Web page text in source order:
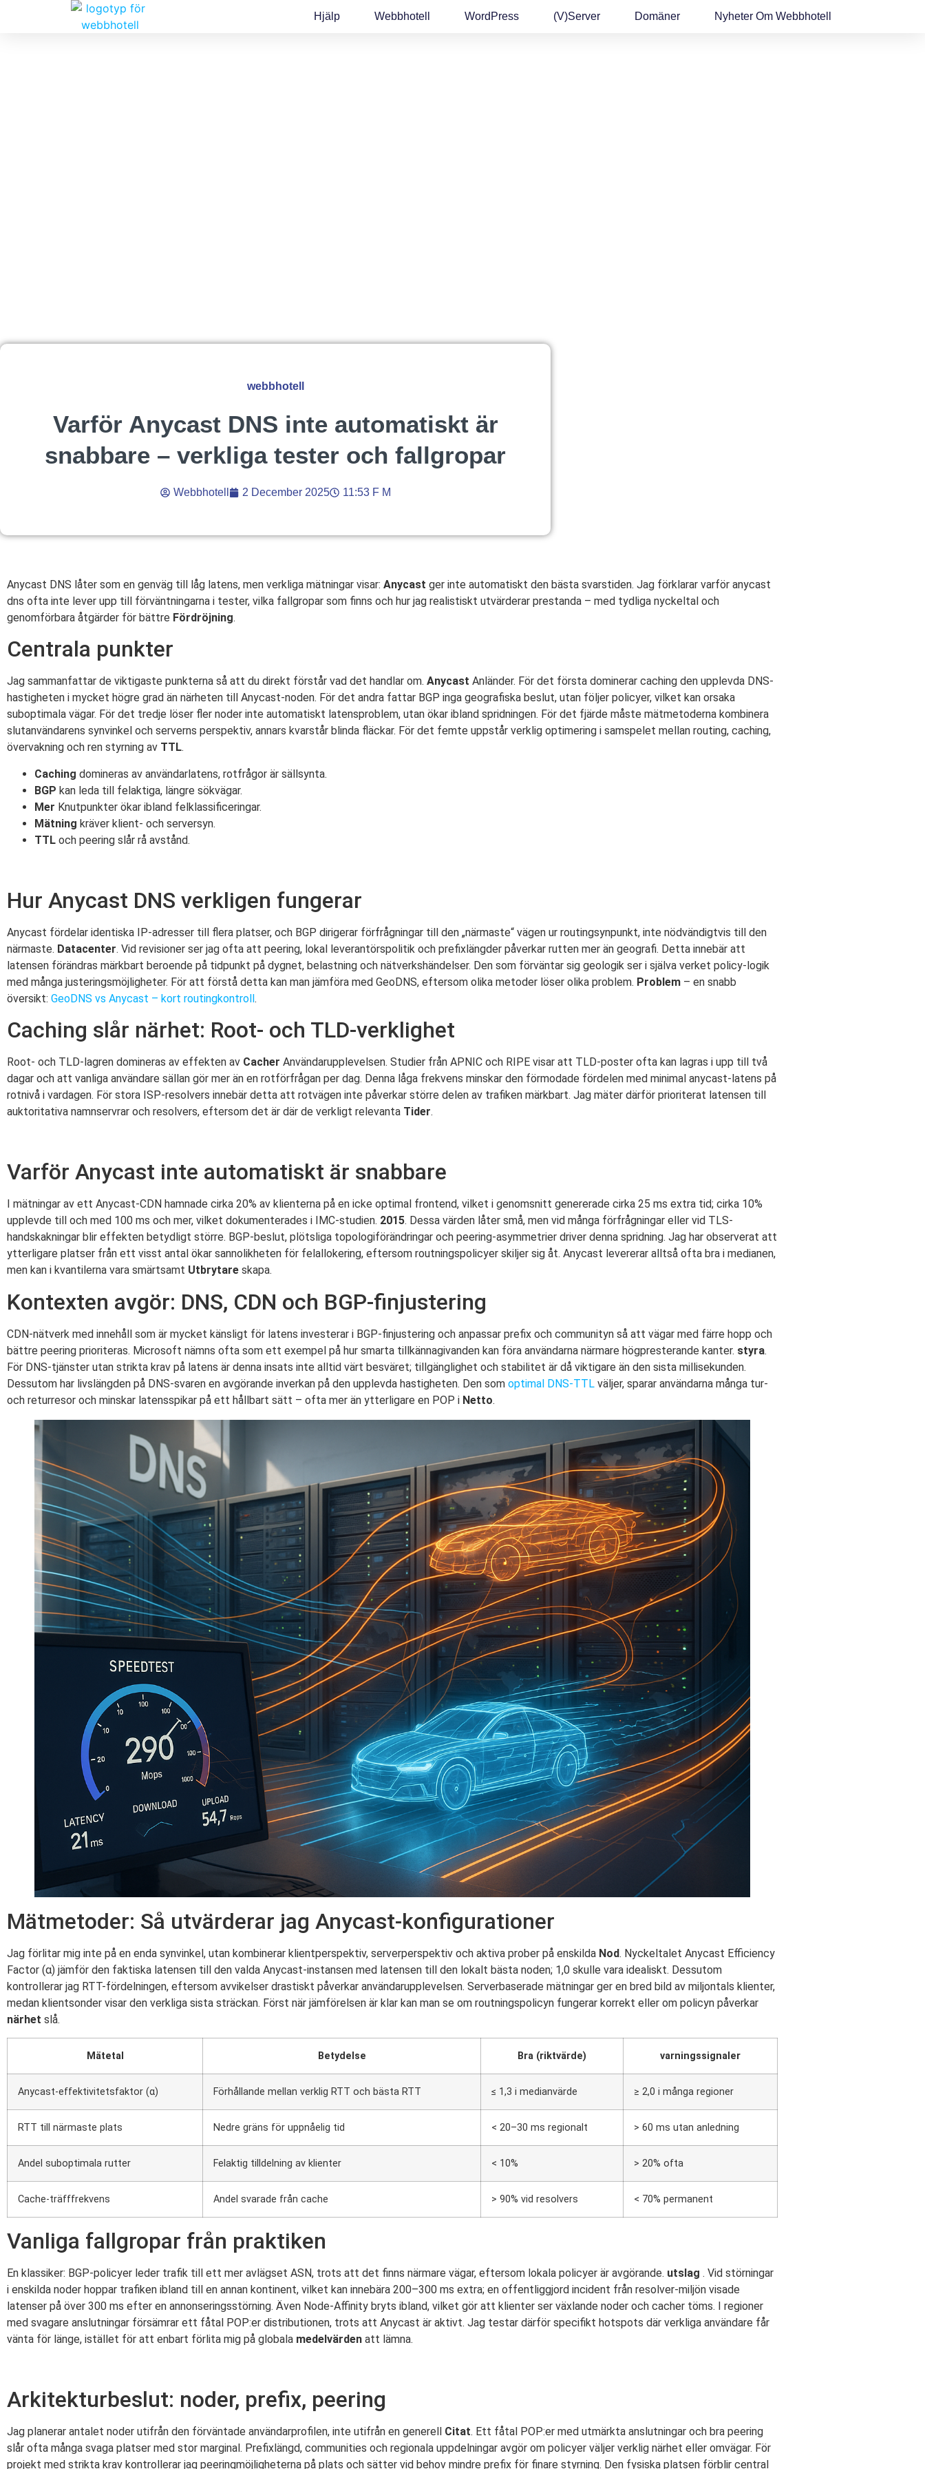
Hjälp Webbhotell WordPress (v)Server Domäner Nyheter Om Webbhotell
webbhotell
Varför Anycast DNS inte automatiskt är
snabbare – verkliga tester och fallgropar
Webbhotell 2 December 2025 11:53 F M
Anycast DNS låter som en genväg till låg latens, men verkliga mätningar visar: Anycast ger inte automatiskt den bästa svarstiden. Jag förklarar varför anycast
dns ofta inte lever upp till förväntningarna i tester, vilka fallgropar som finns och hur jag realistiskt utvärderar prestanda – med tydliga nyckeltal och
genomförbara åtgärder för bättre Fördröjning.
Centrala punkter
Jag sammanfattar de viktigaste punkterna så att du direkt förstår vad det handlar om. Anycast Anländer. För det första dominerar caching den upplevda DNS-
hastigheten i mycket högre grad än närheten till Anycast-noden. För det andra fattar BGP inga geografiska beslut, utan följer policyer, vilket kan orsaka
suboptimala vägar. För det tredje löser fler noder inte automatiskt latensproblem, utan ökar ibland spridningen. För det fjärde måste mätmetoderna kombinera
slutanvändarens synvinkel och serverns perspektiv, annars kvarstår blinda fläckar. För det femte uppstår verklig optimering i samspelet mellan routing, caching,
övervakning och ren styrning av TTL.
Caching domineras av användarlatens, rotfrågor är sällsynta.
BGP kan leda till felaktiga, längre sökvägar.
Mer Knutpunkter ökar ibland felklassificeringar.
Mätning kräver klient- och serversyn.
TTL och peering slår rå avstånd.
Hur Anycast DNS verkligen fungerar
Anycast fördelar identiska IP-adresser till flera platser, och BGP dirigerar förfrågningar till den „närmaste“ vägen ur routingsynpunkt, inte nödvändigtvis till den
närmaste. Datacenter. Vid revisioner ser jag ofta att peering, lokal leverantörspolitik och prefixlängder påverkar rutten mer än geografi. Detta innebär att
latensen förändras märkbart beroende på tidpunkt på dygnet, belastning och nätverkshändelser. Den som förväntar sig geologik ser i själva verket policy-logik
med många justeringsmöjligheter. För att förstå detta kan man jämföra med GeoDNS, eftersom olika metoder löser olika problem. Problem – en snabb
översikt: GeoDNS vs Anycast – kort routingkontroll.
Caching slår närhet: Root- och TLD-verklighet
Root- och TLD-lagren domineras av effekten av Cacher Användarupplevelsen. Studier från APNIC och RIPE visar att TLD-poster ofta kan lagras i upp till två
dagar och att vanliga användare sällan gör mer än en rotförfrågan per dag. Denna låga frekvens minskar den förmodade fördelen med minimal anycast-latens på
rotnivå i vardagen. För stora ISP-resolvers innebär detta att rotvägen inte påverkar större delen av trafiken märkbart. Jag mäter därför prioriterat latensen till
auktoritativa namnservrar och resolvers, eftersom det är där de verkligt relevanta Tider.
Varför Anycast inte automatiskt är snabbare
I mätningar av ett Anycast-CDN hamnade cirka 20% av klienterna på en icke optimal frontend, vilket i genomsnitt genererade cirka 25 ms extra tid; cirka 10%
upplevde till och med 100 ms och mer, vilket dokumenterades i IMC-studien. 2015. Dessa värden låter små, men vid många förfrågningar eller vid TLS-
handskakningar blir effekten betydligt större. BGP-beslut, plötsliga topologiförändringar och peering-asymmetrier driver denna spridning. Jag har observerat att
ytterligare platser från ett visst antal ökar sannolikheten för felallokering, eftersom routningspolicyer skiljer sig åt. Anycast levererar alltså ofta bra i medianen,
men kan i kvantilerna vara smärtsamt Utbrytare skapa.
Kontexten avgör: DNS, CDN och BGP-finjustering
CDN-nätverk med innehåll som är mycket känsligt för latens investerar i BGP-finjustering och anpassar prefix och communityn så att vägar med färre hopp och
bättre peering prioriteras. Microsoft nämns ofta som ett exempel på hur smarta tillkännagivanden kan föra användarna närmare högpresterande kanter. styra.
För DNS-tjänster utan strikta krav på latens är denna insats inte alltid värt besväret; tillgänglighet och stabilitet är då viktigare än den sista millisekunden.
Dessutom har livslängden på DNS-svaren en avgörande inverkan på den upplevda hastigheten. Den som optimal DNS-TTL väljer, sparar användarna många tur-
och returresor och minskar latensspikar på ett hållbart sätt – ofta mer än ytterligare en POP i Netto.
Mätmetoder: Så utvärderar jag Anycast-konfigurationer
Jag förlitar mig inte på en enda synvinkel, utan kombinerar klientperspektiv, serverperspektiv och aktiva prober på enskilda Nod. Nyckeltalet Anycast Efficiency
Factor (α) jämför den faktiska latensen till den valda Anycast-instansen med latensen till den lokalt bästa noden; 1,0 skulle vara idealiskt. Dessutom
kontrollerar jag RTT-fördelningen, eftersom avvikelser drastiskt påverkar användarupplevelsen. Serverbaserade mätningar ger en bred bild av miljontals klienter,
medan klientsonder visar den verkliga sista sträckan. Först när jämförelsen är klar kan man se om routningspolicyn fungerar korrekt eller om policyn påverkar
närhet slå.
Mätetal Betydelse Bra (riktvärde) varningssignaler
Anycast-effektivitetsfaktor (α) Förhållande mellan verklig RTT och bästa RTT ≤ 1,3 i medianvärde ≥ 2,0 i många regioner
RTT till närmaste plats Nedre gräns för uppnåelig tid < 20–30 ms regionalt > 60 ms utan anledning
Andel suboptimala rutter Felaktig tilldelning av klienter < 10% > 20% ofta
Cache-träfffrekvens Andel svarade från cache > 90% vid resolvers < 70% permanent
Vanliga fallgropar från praktiken
En klassiker: BGP-policyer leder trafik till ett mer avlägset ASN, trots att det finns närmare vägar, eftersom lokala policyer är avgörande. utslag . Vid störningar
i enskilda noder hoppar trafiken ibland till en annan kontinent, vilket kan innebära 200–300 ms extra; en offentliggjord incident från resolver-miljön visade
latenser på över 300 ms efter en annonseringsstörning. Även Node-Affinity bryts ibland, vilket gör att klienter ser växlande noder och cacher töms. I regioner
med svagare anslutningar försämrar ett fåtal POP:er distributionen, trots att Anycast är aktivt. Jag testar därför specifikt hotspots där verkliga användare får
vänta för länge, istället för att enbart förlita mig på globala medelvärden att lämna.
Arkitekturbeslut: noder, prefix, peering
Jag planerar antalet noder utifrån den förväntade användarprofilen, inte utifrån en generell Citat. Ett fåtal POP:er med utmärkta anslutningar och bra peering
slår ofta många svaga platser med stor marginal. Prefixlängd, communities och regionala uppdelningar avgör om policyer väljer verklig närhet eller omvägar. För
projekt med strikta krav kontrollerar jag peeringmöjligheterna på plats och sätter vid behov mindre prefix för finare styrning. Den fysiska platsen förblir central